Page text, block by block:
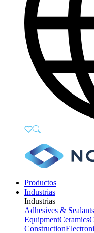
Productos
Industrias
Industrias
Adhesives & Sealants
EquipmentCeramics
Construction